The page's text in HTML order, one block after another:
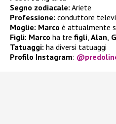
Segno zodiacale: Ariete
Professione: conduttore
Moglie: Marco è attualmente
Figli: Marco ha tre figli, Alan,
Tatuaggi: ha diversi tatuaggi
Profilo Instagram: